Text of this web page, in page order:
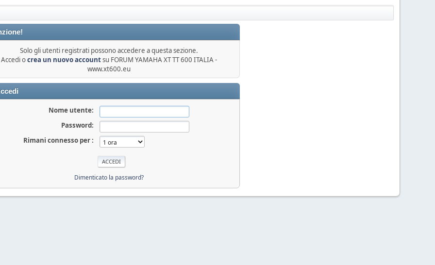
Solo gli utenti registrati possono accedere a questa sezione.
Accedi ocrea un nuovo accountsu FORUM YAMAHA XT TT 600 ITALIA -
www.xt600.eu
Nome utente:
Password:
Rimani connesso per :
Dimenticato la password?